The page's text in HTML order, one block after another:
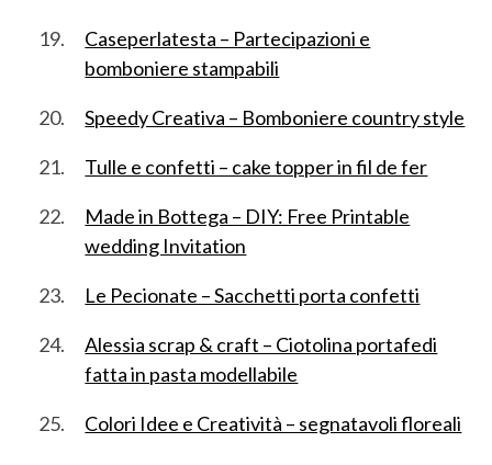
Caseperlatesta – Partecipazioni e
bomboniere stampabili
Speedy Creativa – Bomboniere country style
Tulle e confetti – cake topper in fil de fer
Made in Bottega – DIY: Free Printable
wedding Invitation
Le Pecionate – Sacchetti porta confetti
Alessia scrap & craft – Ciotolina portafedi
fatta in pasta modellabile
Colori Idee e Creatività – segnatavoli floreali